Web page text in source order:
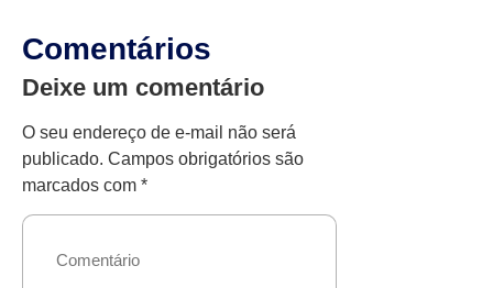
Comentários
Deixe um comentário
O seu endereço de e-mail não será
publicado. Campos obrigatórios são
marcados com *